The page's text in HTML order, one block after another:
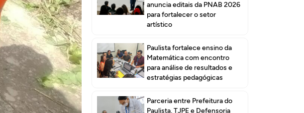
anuncia editais da PNAB 2026
para fortalecer o setor
artístico
Paulista fortalece ensino da
Matemática com encontro
para análise de resultados e
estratégias pedagógicas
Parceria entre Prefeitura do
Paulista, TJPE e Defensoria